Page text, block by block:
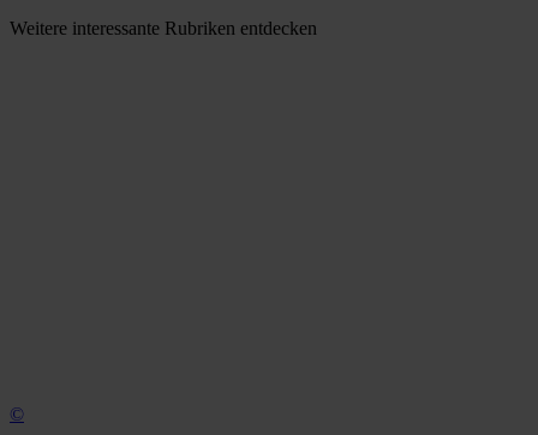
Weitere interessante Rubriken entdecken
©